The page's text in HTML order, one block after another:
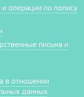
операции по полису
письма и
в отношении
данных